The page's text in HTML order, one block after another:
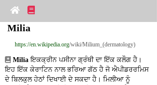
Milia
https://en.wikipedia.org/wiki/Milium_(dermatology)
Milia ਇਕਕ੍ਰੀਨ ਪਸੀਨਾ ਗ੍ਰੰਥੀ ਦਾ ਇੱਕ ਕਲੌਗ ਹੈ।
ਇਹ ਇੱਕ ਕੇਰਾਟਿਨ ਨਾਲ ਭਰਿਆ ਗੱਠ ਹੈ ਜੋ ਐਪੀਡਰਰਮਿਸ
ਦੇ ਬਿਲਕੁਲ ਹੇਠਾਂ ਦਿਖਾਈ ਦੇ ਸਕਦਾ ਹੈ। ਮਿਲੀਆ ਨੂੰ